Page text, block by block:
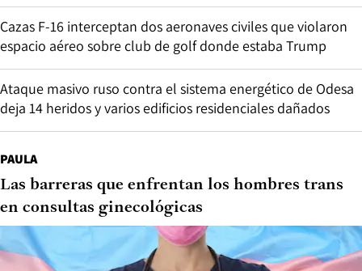
Cazas F-16 interceptan dos aeronaves civiles que violaron
espacio aéreo sobre club de golf donde estaba Trump
Ataque masivo ruso contra el sistema energético de Odesa
deja 14 heridos y varios edificios residenciales dañados
PAULA
Las barreras que enfrentan los hombres trans
en consultas ginecológicas